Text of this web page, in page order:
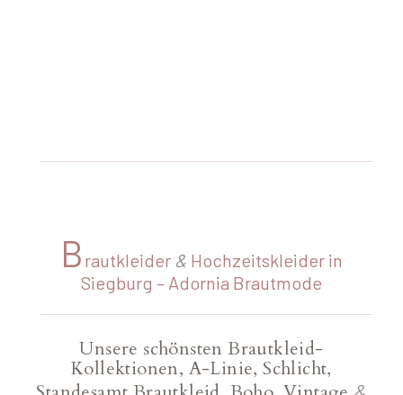
B rautkleider & Hochzeitskleider in
Siegburg – Adornia Brautmode
Unsere schönsten Brautkleid-
Kollektionen, A-Linie, Schlicht,